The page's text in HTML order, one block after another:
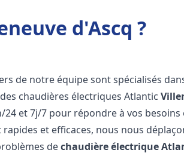
d'Ascq ?
de notre équipe sont spécialisés
chaudières électriques Atlantic
et 7j/7 pour répondre à vos besoins
et efficaces, nous nous
dechaudière électrique